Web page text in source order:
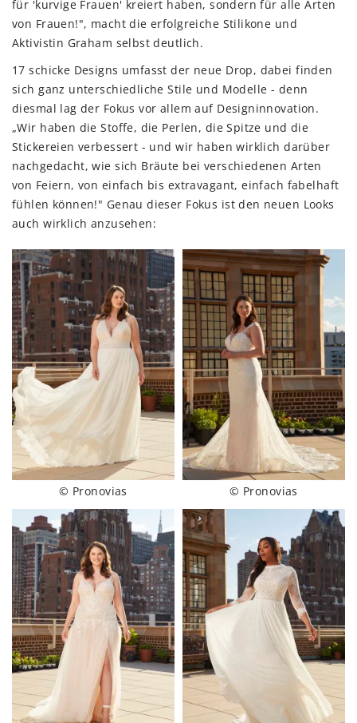
für 'kurvige Frauen' kreiert haben, sondern für alle Arten
von Frauen!", macht die erfolgreiche Stilikone und
Aktivistin Graham selbst deutlich.
17 schicke Designs umfasst der neue Drop, dabei finden
sich ganz unterschiedliche Stile und Modelle - denn
diesmal lag der Fokus vor allem auf Designinnovation.
„Wir haben die Stoffe, die Perlen, die Spitze und die
Stickereien verbessert - und wir haben wirklich darüber
nachgedacht, wie sich Bräute bei verschiedenen Arten
von Feiern, von einfach bis extravagant, einfach fabelhaft
fühlen können!" Genau dieser Fokus ist den neuen Looks
auch wirklich anzusehen:
© Pronovias © Pronovias